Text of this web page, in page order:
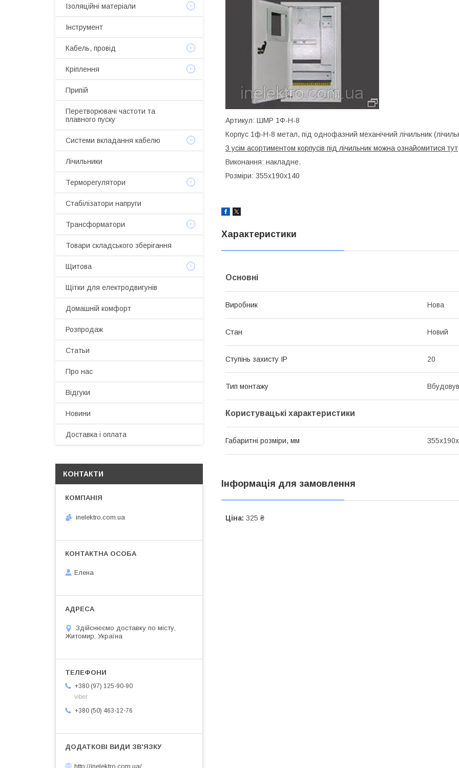
Артикул: ШМР 1Ф-Н-8
Корпус 1ф-Н-8 метал, під однофазний механічний лічильник
З усім асортиментом корпусів під лічильник можна ознайомитися тут
Виконання: накладне.
Розміри: 355х190х140
Характеристики
Основні
Виробник Нова
Стан Новий
Ступінь захисту IP 20
Тип монтажу
Користувацькі характеристики
Габаритні розміри, мм
Інформація для замовлення
Ціна: 325 ₴
Ізоляційні матеріали
Інструмент
Кабель, провід
Кріплення
Припій
Перетворювачі частоти та
плавного пуску
Системи вкладання кабелю
Лічильники
Терморегулятори
Стабілізатори напруги
Трансформатори
Товари складського зберігання
Щитова
Щітки для електродвигунів
Домашній комфорт
Розпродаж
Статьи
Про нас
Відгуки
Новини
Доставка і оплата
КОНТАКТИ
inelektro.com.ua
Елена
Здійснюємо доставку по місту,
Житомир, Україна
+380 (97) 125-90-90
viber
+380 (50) 463-12-76
http://inelektro.com.ua/